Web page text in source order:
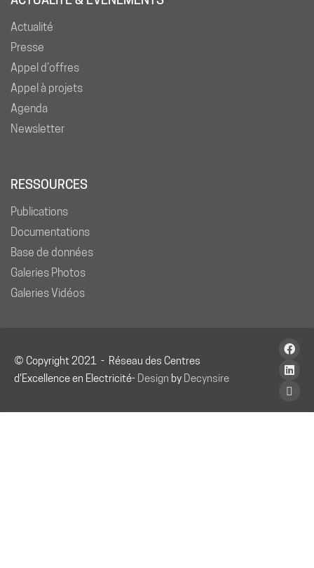
Actualité
Presse
Appel d’offres
Appel à projets
Agenda
Newsletter
RESSOURCES
Publications
Documentations
Base de données
Galeries Photos
Galeries Vidéos
© Copyright 2021 - Réseau des Centres
d'Excellence en Electricité- Design by Decynsire